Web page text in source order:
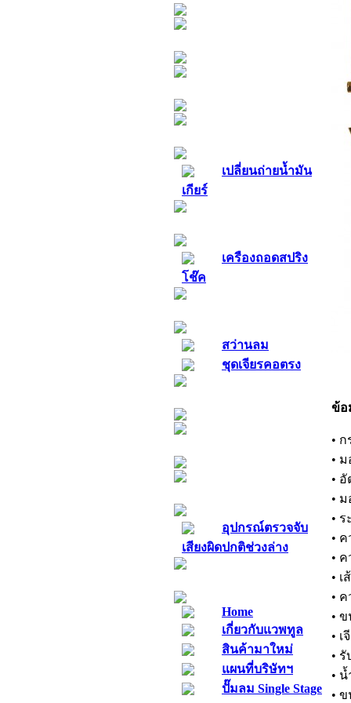
เปลี่ยนถ่ายน้ำมัน
เกียร์
เครืองถอดสปริง
โช๊ค
สว่านลม
ชุดเจียรคอตรง
อุปกรณ์ตรวจจับ
เสียงผิดปกติช่วงล่าง
Home
เกี่ยวกับแวพทูล
สินค้ามาใหม่
แผนที่บริษัทฯ
ปั๊มลม Single Stage
ข้อ
•
•
•
•
•
•
•
•
•
•
•
•
•
•